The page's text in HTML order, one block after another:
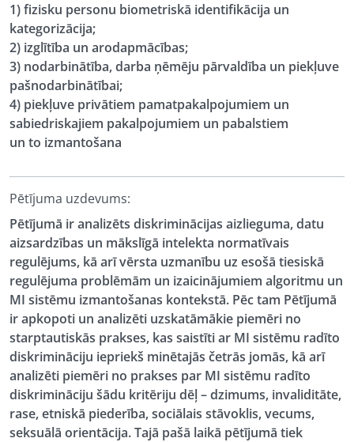
1) fizisku personu biometriskā identifikācija un
kategorizācija;
2) izglītība un arodapmācības;
3) nodarbinātība, darba ņēmēju pārvaldība un piekļuve
pašnodarbinātībai;
4) piekļuve privātiem pamatpakalpojumiem un
sabiedriskajiem pakalpojumiem un pabalstiem
un to izmantošana
Pētījuma uzdevums:
Pētījumā ir analizēts diskriminācijas aizlieguma, datu
aizsardzības un mākslīgā intelekta normatīvais
regulējums, kā arī vērsta uzmanību uz esošā tiesiskā
regulējuma problēmām un izaicinājumiem algoritmu un
MI sistēmu izmantošanas kontekstā. Pēc tam Pētījumā
ir apkopoti un analizēti uzskatāmākie piemēri no
starptautiskās prakses, kas saistīti ar MI sistēmu radīto
diskrimināciju iepriekš minētajās četrās jomās, kā arī
analizēti piemēri no prakses par MI sistēmu radīto
diskrimināciju šādu kritēriju dēļ – dzimums, invaliditāte,
rase, etniskā piederība, sociālais stāvoklis, vecums,
seksuālā orientācija. Tajā pašā laikā pētījumā tiek